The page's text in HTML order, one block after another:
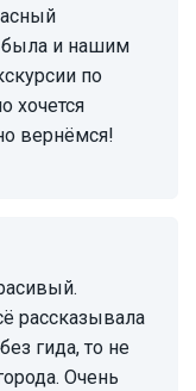
была и нашим
по
хочется
вернёмся!
рассказывала
гида, то не
Очень